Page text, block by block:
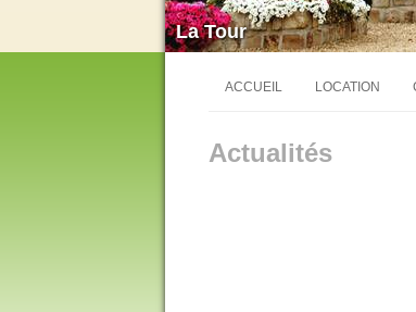
La Tour
ACCUEIL LOCATION
Actualités